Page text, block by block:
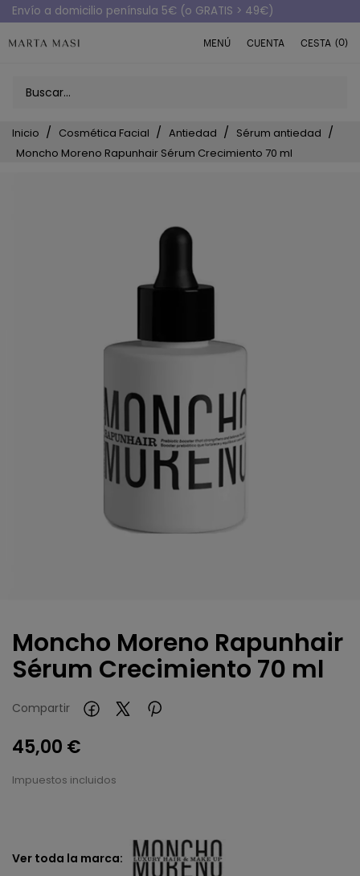
Envío a domicilio península 5€ (o GRATIS > 49€)
MENÚ CUENTA CESTA (0)
Inicio Cosmética Facial Antiedad
Sérum antiedad
Moncho Moreno Rapunhair Sérum Crecimiento 70 ml
Moncho Moreno Rapunhair
Sérum Crecimiento 70 ml
Compartir
45,00 €
Impuestos incluidos
Ver toda la marca: